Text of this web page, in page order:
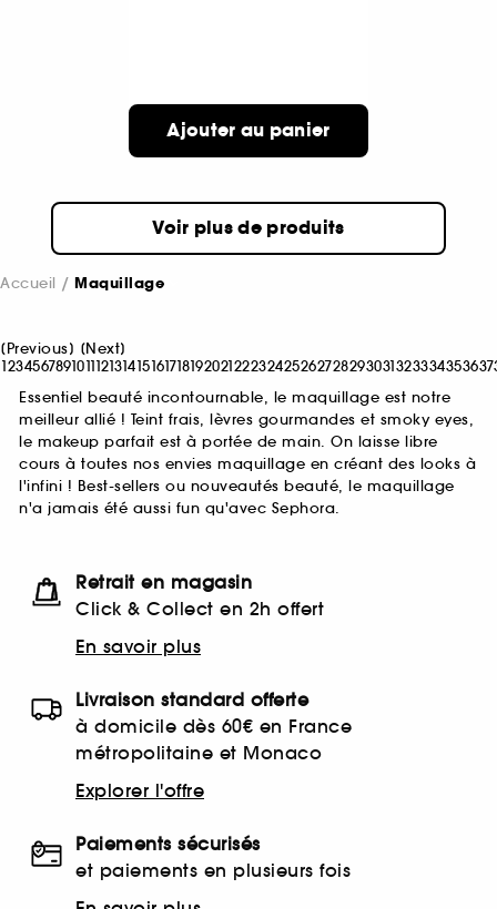
Ajouter au panier
Voir plus de produits
Accueil Maquillage
[Previous] [Next]
12345678910111213141516171819202122232425262728293031323334353637
Essentiel beauté incontournable, le maquillage est notre
meilleur allié ! Teint frais, lèvres gourmandes et smoky eyes,
le makeup parfait est à portée de main. On laisse libre
cours à toutes nos envies maquillage en créant des looks à
l'infini ! Best-sellers ou nouveautés beauté, le maquillage
n'a jamais été aussi fun qu'avec Sephora.
Retrait en magasin
Click & Collect en 2h offert
En savoir plus
Livraison standard offerte
à domicile dès 60€ en France
métropolitaine et Monaco
Explorer l'offre
Paiements sécurisés
et paiements en plusieurs fois